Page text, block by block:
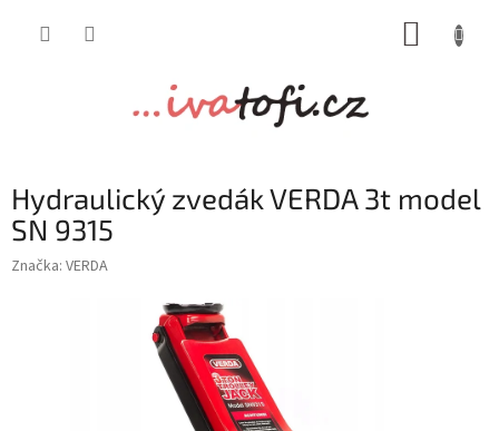
Hydraulický zvedák VERDA 3t model
SN 9315
Značka: VERDA